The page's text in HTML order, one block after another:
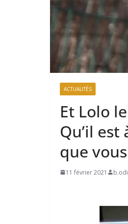
ACTUALITÉS
Et Lolo
Qu’il
que
11 février 2021